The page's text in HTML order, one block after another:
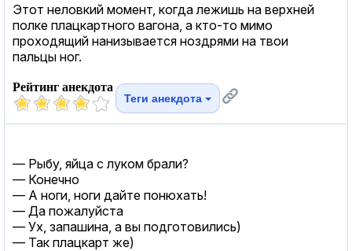
Этот неловкий момент, когда лежишь на верхней
полке плацкартного вагона, а кто-то мимо
проходящий нанизывается ноздрями на твои
пальцы ног.
Рейтинг анекдота
Теги анекдота
— Рыбу, яйца с луком брали?
— Конечно
— А ноги, ноги дайте понюхать!
— Да пожалуйста
— Ух, запашина, а вы подготовились)
— Так плацкарт же)